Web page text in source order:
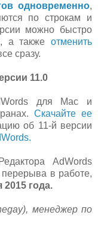
одновременно,
по строкам и
можно быстро
а также отменить
сразу.
11.0
для Mac и
Скачайте ее
об 11-й версии
AdWords
перерыва в работе,
года.
менеджер по